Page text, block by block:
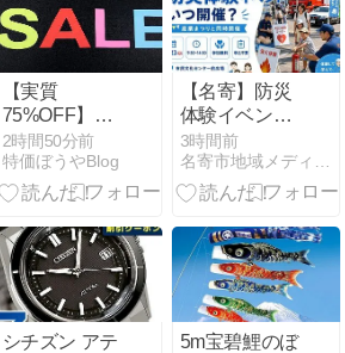
【実質
75%OFF】
PUMA(プーマ)
カジュアル
ESS TAPE T
687695メンズ
価格:￥3,218
ク:￥643
ポ:1778pt
2時間50分前
特価ぼうやBlog
【名寄】防災
体験イベント
はいつ｜産業
まつりと同時
開催
3時間前
シチズン アテ
5m宝碧鯉のぼ